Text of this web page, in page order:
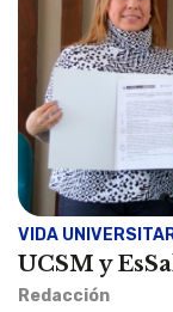
VIDA
UCSM y
Redacción